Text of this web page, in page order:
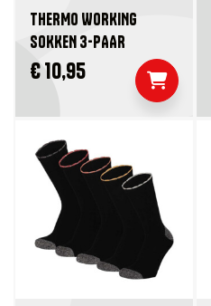
THERMO WORKING
SOKKEN 3-PAAR
€ 10,95